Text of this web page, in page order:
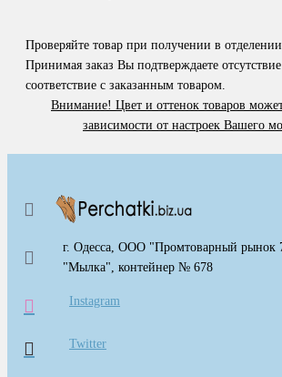
Проверяйте товар при получении в
Принимая заказ Вы подтверждаете
соответствие с заказанным товаром.
Внимание! Цвет и оттенок товаров может
зависимости от настроек Вашего
г. Одесса, ООО "Промтоварный рынок
"Мылка", контейнер № 678
Instagram
Twitter